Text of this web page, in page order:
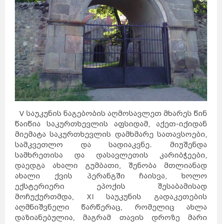
V საუკუნის ნაგებობის აღმოსავლეთ მხარეს წინ
წაიწია საკურთხევლის აფსიდამ, აქეთ-იქიდან
მიემატა საკურთხევლის დამხმარე სათავსოები,
სამკვეთლო და სადიაკვნე. მიუშენდა
სამხრეთისა და დასავლეთის კარიბჭეები,
დაედგა ახალი გუმბათი, შენობა მთლიანად
ახალი ქვის პერანგში ჩაისვა, ხოლო
ექსტერიერი ეპოქის შესაბამისად
მოჩუქურთმდა, XI საუკუნის გადაკეთების
აღმნიშვნელი წარწერაც, რომელიც ახლა
დაზიანებულია, მაგრამ თავის დროზე მარი